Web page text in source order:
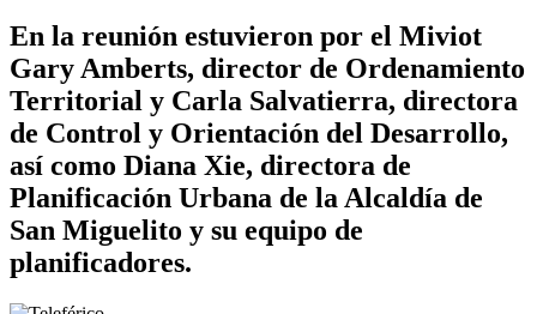
En la reunión estuvieron por el Miviot
Gary Amberts, director de Ordenamiento
Territorial y Carla Salvatierra, directora
de Control y Orientación del Desarrollo,
así como Diana Xie, directora de
Planificación Urbana de la Alcaldía de
San Miguelito y su equipo de
planificadores.